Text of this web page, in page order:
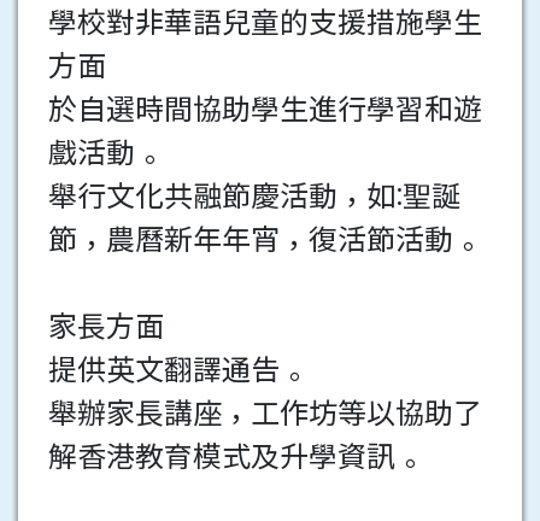
學校對非華語兒童的支援措施學生
方面
於自選時間協助學生進行學習和遊
戲活動。
舉行文化共融節慶活動，如:聖誕
節，農曆新年年宵，復活節活動。
家長方面
提供英文翻譯通告。
舉辦家長講座，工作坊等以協助了
解香港教育模式及升學資訊。